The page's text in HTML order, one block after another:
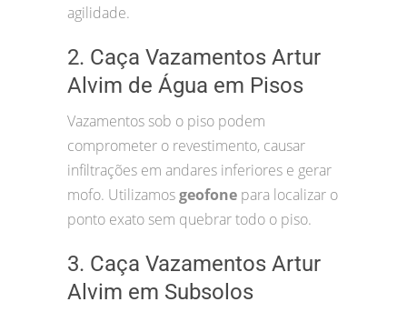
agilidade.
2. Caça Vazamentos Artur
Alvim de Água em Pisos
Vazamentos sob o piso podem
comprometer o revestimento, causar
infiltrações em andares inferiores e gerar
mofo. Utilizamosgeofone para localizar o
ponto exato sem quebrar todo o piso.
3. Caça Vazamentos Artur
Alvim em Subsolos